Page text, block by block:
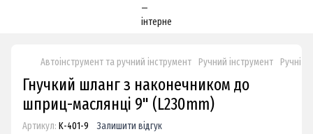
Автоінструмент та ручний інструмент Ручний інструмент Ручні
Гнучкий шланг з наконечником до
шприц-маслянці 9" (L230mm)
Артикул: K-401-9 Залишити відгук